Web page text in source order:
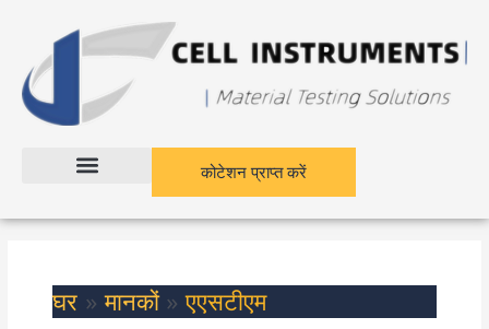
कोटेशन प्राप्त करें
घर मानकों एएसटीएम